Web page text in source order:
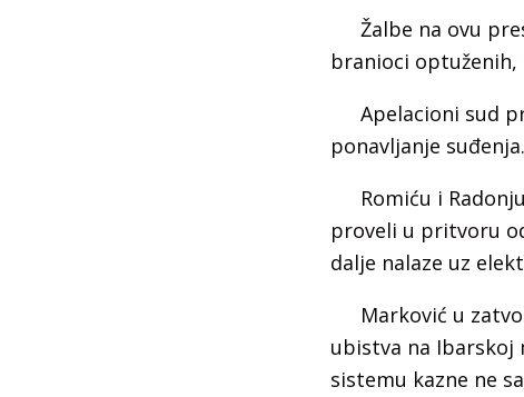
Žalbe na ovu
branioci
Apelacioni sud
ponavljanje suđenja.
Romiću i
proveli u pritvoru
dalje nalaze uz
Marković u
ubistva na Ibarskoj
sistemu kazne ne